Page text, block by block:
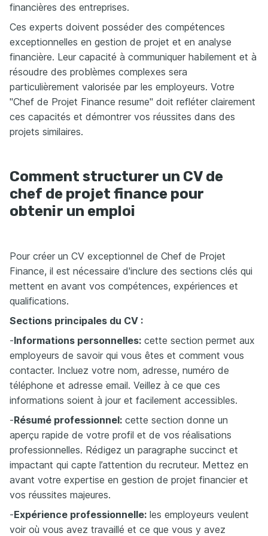
financières des entreprises.
Ces experts doivent posséder des compétences
exceptionnelles en gestion de projet et en analyse
financière. Leur capacité à communiquer habilement et à
résoudre des problèmes complexes sera
particulièrement valorisée par les employeurs. Votre
"Chef de Projet Finance resume" doit refléter clairement
ces capacités et démontrer vos réussites dans des
projets similaires.
Comment structurer un CV de
chef de projet finance pour
obtenir un emploi
Pour créer un CV exceptionnel de Chef de Projet
Finance, il est nécessaire d'inclure des sections clés qui
mettent en avant vos compétences, expériences et
qualifications.
Sections principales du CV :
-Informations personnelles: cette section permet aux
employeurs de savoir qui vous êtes et comment vous
contacter. Incluez votre nom, adresse, numéro de
téléphone et adresse email. Veillez à ce que ces
informations soient à jour et facilement accessibles.
-Résumé professionnel: cette section donne un
aperçu rapide de votre profil et de vos réalisations
professionnelles. Rédigez un paragraphe succinct et
impactant qui capte l’attention du recruteur. Mettez en
avant votre expertise en gestion de projet financier et
vos réussites majeures.
-Expérience professionnelle: les employeurs veulent
voir où vous avez travaillé et ce que vous y avez